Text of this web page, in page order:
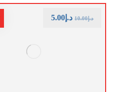
د.إ10.00 د.إ 5.00